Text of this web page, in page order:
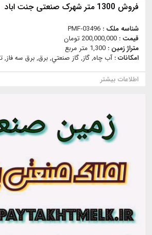
فروش 1300 متر شهرک صنعتی جنت اباد
شناسه ملک : PMF-03496
قیمت : 200,000,000 تومان
متراژ زمین : 1,300 متر مربع
امکانات :آب چاه, گاز, گاز صنعتي, برق, برق سه فاز,
اطلاعات بیشتر